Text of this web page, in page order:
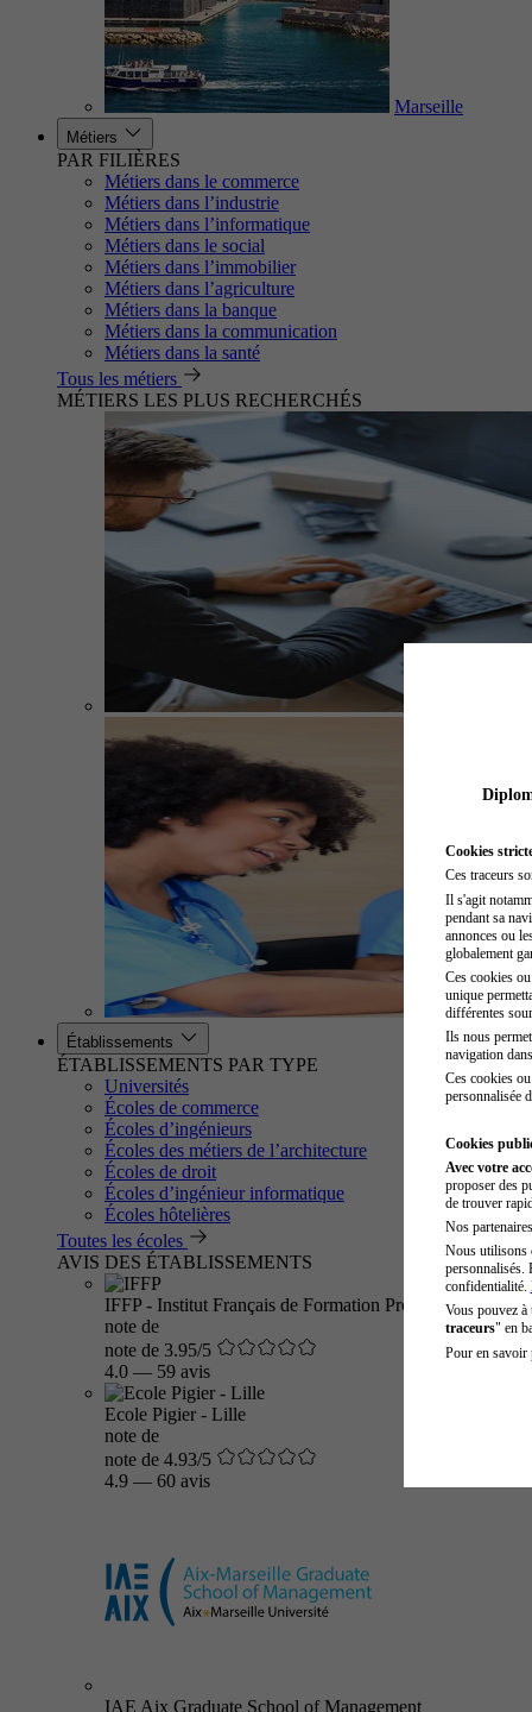
Marseille
Métiers
PAR FILIÈRES
Métiers dans le commerce
Métiers dans l’industrie
Métiers dans l’informatique
Métiers dans le social
Métiers dans l’immobilier
Métiers dans l’agriculture
Métiers dans la banque
Métiers dans la communication
Métiers dans la santé
Tous les métiers
MÉTIERS LES PLUS RECHERCHÉS
Établissements
ÉTABLISSEMENTS PAR TYPE
Universités
Écoles de commerce
Écoles d’ingénieurs
Écoles des métiers de l’architecture
Écoles de droit
Écoles d’ingénieur informatique
Écoles hôtelières
Toutes les écoles
AVIS DES ÉTABLISSEMENTS
IFFP - Institut Français de Formation Professionnelle
note de
note de 3.95/5
4.0 — 59 avis
Ecole Pigier - Lille
note de
note de 4.93/5
4.9 — 60 avis
IAE Aix Graduate School of Management
Cookies
Ces traceurs
Il s'agit
pendant sa
annonces ou
globalement
Ces cookies
unique
différentes
Ils nous
navigation
Ces cookies
personnalisée
Cookies
Avec votre
proposer des
de trouver
Nos
Nous utilisons
personnalisés.
confidentialité.
Vous pouvez
traceurs" en
Pour en